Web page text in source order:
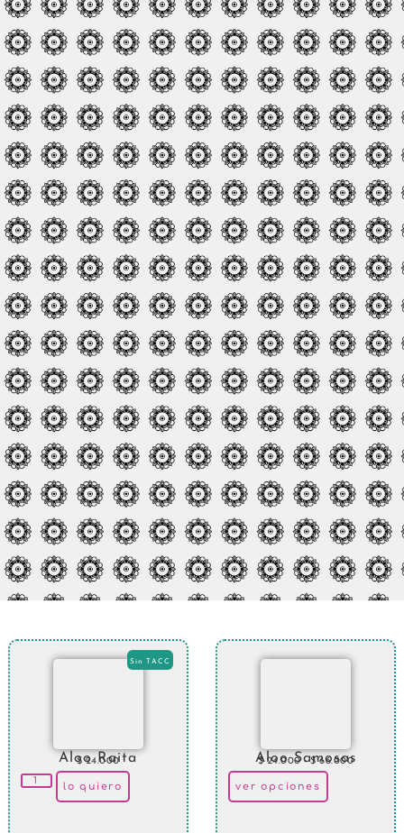
Sin TACC
Aloo Raita
$24.000
lo quiero
Aloo Samosas
$24.000 - $66.000
ver opciones